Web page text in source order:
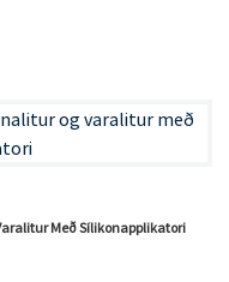
Með Sílikonapplikatori